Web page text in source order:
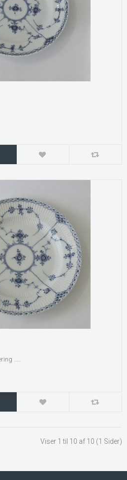
.....
Viser 1 til 10 af 10 (1 Sider)